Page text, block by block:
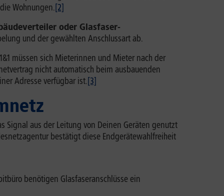
Wohnungen.[2]
oder Glasfaser-
und der gewählten Anschlussart ab.
müssen sich Mieterinnen und Mieter nach der
nicht automatisch beim ausbauenden
Adresse verfügbar ist.[3]
Signal aus der Leitung von Deinen Geräten genutzt
bestätigt diese Endgerätewahlfreiheit
benötigen Glasfaseranschlüsse ein